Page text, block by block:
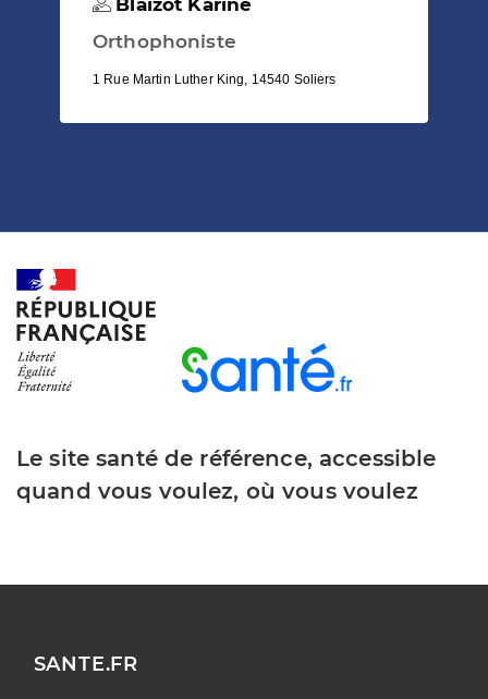
Orthophoniste
1 Rue Martin Luther King, 14540 Soliers
Le site santé de référence, accessible
quand vous voulez, où vous voulez
SANTE.FR